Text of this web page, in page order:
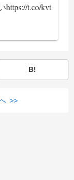
https://t.co/kvt
B!
>>